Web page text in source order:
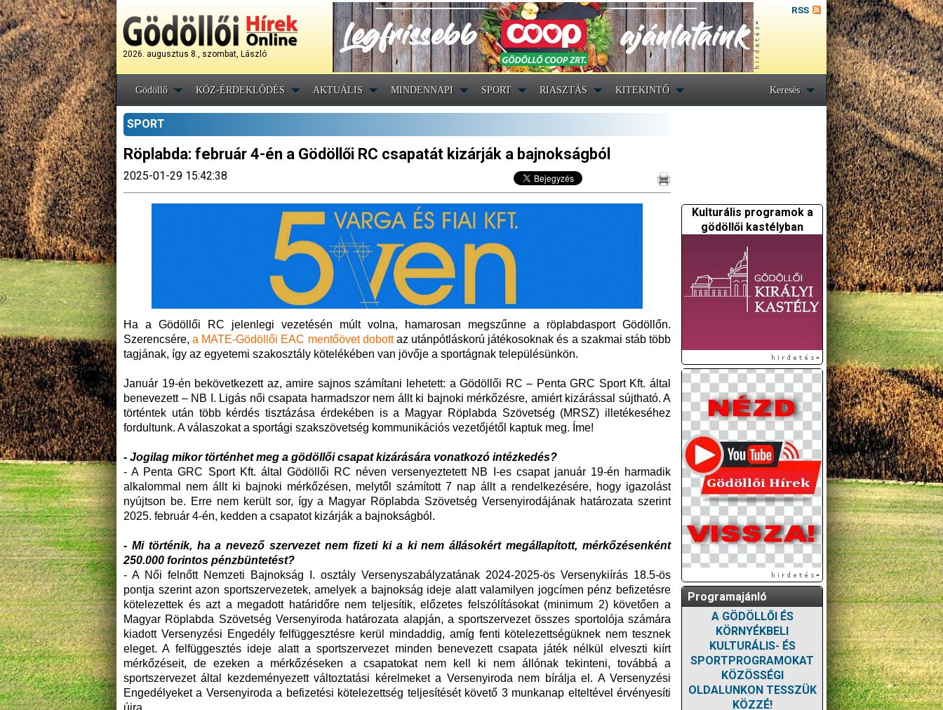
2026. augusztus 8., szombat, László
RSS
Gödöllő KÖZ-ÉRDEKLŐDÉS AKTUÁLIS MINDENNAPI SPORT RIASZTÁS KITEKINTŐ Keresés
SPORT
Röplabda: február 4-én a Gödöllői RC csapatát kizárják a bajnokságból
2025-01-29 15:42:38
Ha a Gödöllői RC jelenlegi vezetésén múlt volna, hamarosan megszűnne a röplabdasport Gödöllőn.
Szerencsére,a MATE-Gödöllői EAC mentőövet dobottaz utánpótláskorú játékosoknak és a szakmai stáb több
tagjának, így az egyetemi szakosztály kötelékében van jövője a sportágnak településünkön.
Január 19-én bekövetkezett az, amire sajnos számítani lehetett: a Gödöllői RC – Penta GRC Sport Kft. által
benevezett – NB I. Ligás női csapata harmadszor nem állt ki bajnoki mérkőzésre, amiért kizárással sújtható. A
történtek után több kérdés tisztázása érdekében is a Magyar Röplabda Szövetség (MRSZ) illetékeséhez
fordultunk. A válaszokat a sportági szakszövetség kommunikációs vezetőjétől kaptuk meg. Íme!
- Jogilag mikor történhet meg a gödöllői csapat kizárására vonatkozó intézkedés?
- A Penta GRC Sport Kft. által Gödöllői RC néven versenyeztetett NB I-es csapat január 19-én harmadik
alkalommal nem állt ki bajnoki mérkőzésen, melytől számított 7 nap állt a rendelkezésére, hogy igazolást
nyújtson be. Erre nem került sor, így a Magyar Röplabda Szövetség Versenyirodájának határozata szerint
2025. február 4-én, kedden a csapatot kizárják a bajnokságból.
- Mi történik, ha a nevező szervezet nem fizeti ki a ki nem állásokért megállapított, mérkőzésenként
250.000 forintos pénzbüntetést?
- A Női felnőtt Nemzeti Bajnokság I. osztály Versenyszabályzatának 2024-2025-ös Versenykiírás 18.5-ös
pontja szerint azon sportszervezetek, amelyek a bajnokság ideje alatt valamilyen jogcímen pénz befizetésre
kötelezettek és azt a megadott határidőre nem teljesítik, előzetes felszólításokat (minimum 2) követően a
Magyar Röplabda Szövetség Versenyiroda határozata alapján, a sportszervezet összes sportolója számára
kiadott Versenyzési Engedély felfüggesztésre kerül mindaddig, amíg fenti kötelezettségüknek nem tesznek
eleget. A felfüggesztés ideje alatt a sportszervezet minden benevezett csapata játék nélkül elveszti kiírt
mérkőzéseit, de ezeken a mérkőzéseken a csapatokat nem kell ki nem állónak tekinteni, továbbá a
sportszervezet által kezdeményezett változtatási kérelmeket a Versenyiroda nem bírálja el. A Versenyzési
Engedélyeket a Versenyiroda a befizetési kötelezettség teljesítését követő 3 munkanap elteltével érvényesíti
Kulturális programok a
gödöllői kastélyban
Programajánló
A GÖDÖLLŐI ÉS
KÖRNYÉKBELI
KULTURÁLIS- ÉS
SPORTPROGRAMOKAT
KÖZÖSSÉGI
OLDALUNKON TESSZÜK
KÖZZÉ!